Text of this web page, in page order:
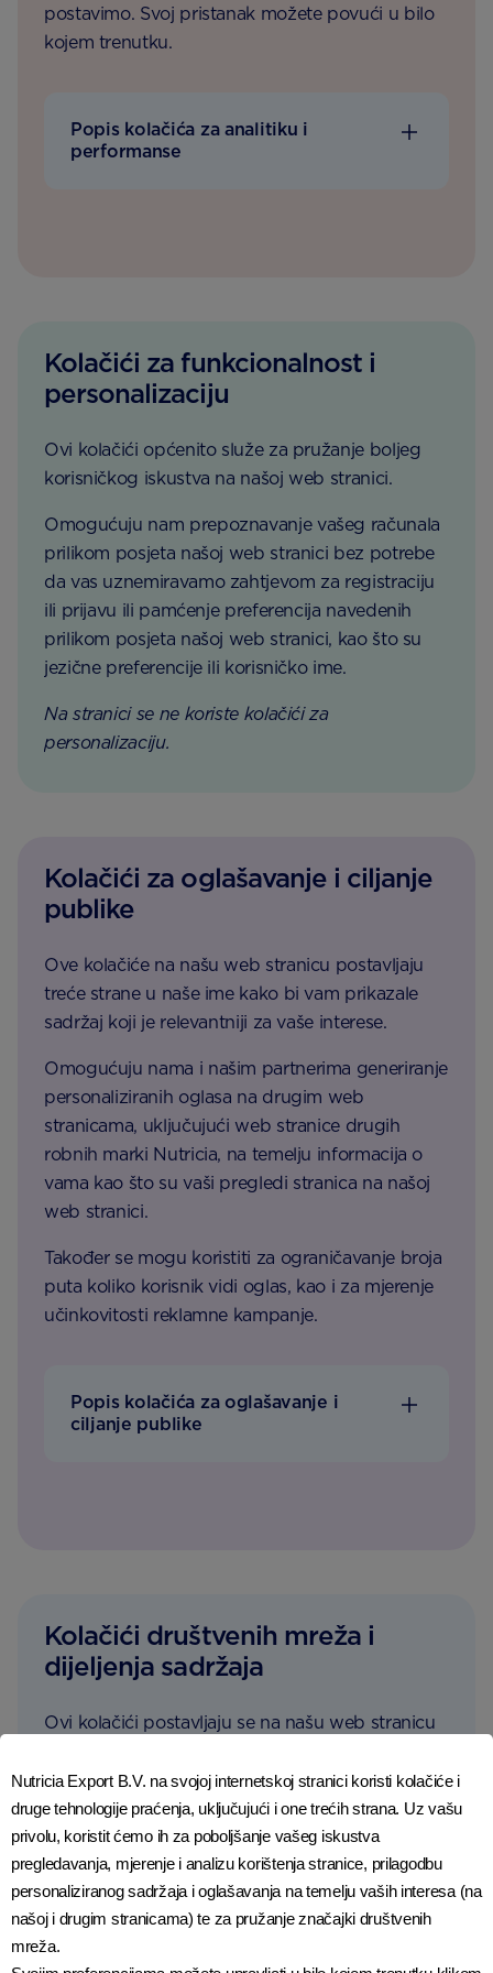
postavimo. Svoj pristanak možete povući u bilo
kojem trenutku.
Popis kolačića za analitiku i
performanse
Kolačići za funkcionalnost i
personalizaciju
Ovi kolačići općenito služe za pružanje boljeg
korisničkog iskustva na našoj web stranici.
Omogućuju nam prepoznavanje vašeg računala
prilikom posjeta našoj web stranici bez potrebe
da vas uznemiravamo zahtjevom za registraciju
ili prijavu ili pamćenje preferencija navedenih
prilikom posjeta našoj web stranici, kao što su
jezične preferencije ili korisničko ime.
Na stranici se ne koriste kolačići za
personalizaciju.
Kolačići za oglašavanje i ciljanje
publike
Ove kolačiće na našu web stranicu postavljaju
treće strane u naše ime kako bi vam prikazale
sadržaj koji je relevantniji za vaše interese.
Omogućuju nama i našim partnerima generiranje
personaliziranih oglasa na drugim web
stranicama, uključujući web stranice drugih
robnih marki Nutricia, na temelju informacija o
vama kao što su vaši pregledi stranica na našoj
web stranici.
Također se mogu koristiti za ograničavanje broja
puta koliko korisnik vidi oglas, kao i za mjerenje
učinkovitosti reklamne kampanje.
Popis kolačića za oglašavanje i
ciljanje publike
Kolačići društvenih mreža i
dijeljenja sadržaja
Ovi kolačići postavljaju se na našu web stranicu
strana kao što su platforme društvenih mreža.
Omogućuju vam gledanje sadržaja trećih strana
(npr. YouTube video) ili dijeljenje sadržaja na
platformama društvenih mreža (npr. gumb za
dijeljenje na Facebooku).
Na web stranici se ne koriste kolačići društvenih
Nutricia Export B.V. na svojoj internetskoj stranici koristi kolačiće i
druge tehnologije praćenja, uključujući i one trećih strana. Uz vašu
privolu, koristit ćemo ih za poboljšanje vašeg iskustva
pregledavanja, mjerenje i analizu korištenja stranice, prilagodbu
personaliziranog sadržaja i oglašavanja na temelju vaših interesa (na
našoj i drugim stranicama) te za pružanje značajki društvenih
mreža.